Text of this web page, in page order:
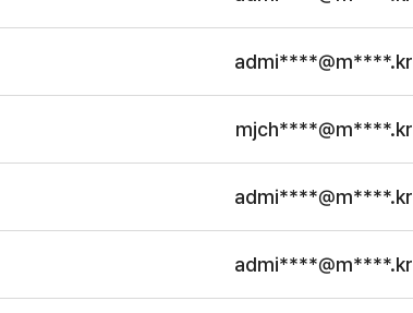
admi****@m****.kr
mjch****@m****.kr
admi****@m****.kr
admi****@m****.kr